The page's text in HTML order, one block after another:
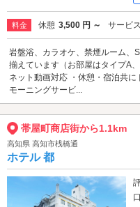
料金 休憩 3,500 円 ～ サービ
岩盤浴、カラオケ、禁煙ルーム、
揃えています（お部屋はタイプA
ネット動画対応 ・休憩・宿泊共
モーニングサービ...
帯屋町商店街から1.1km
高知県 高知市桟橋通
ホテル 都